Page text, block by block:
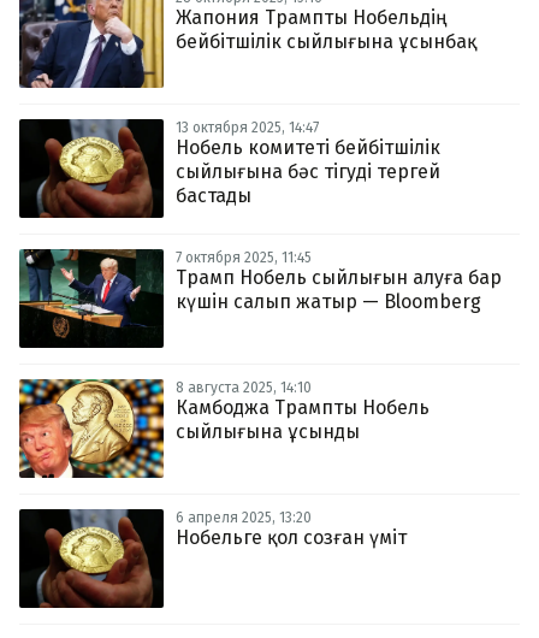
Жапония Трампты Нобельдің
бейбітшілік сыйлығына ұсынбақ
13 октября 2025, 14:47
Нобель комитеті бейбітшілік
сыйлығына бәс тігуді тергей
бастады
7 октября 2025, 11:45
Трамп Нобель сыйлығын алуға бар
күшін салып жатыр — Bloomberg
8 августа 2025, 14:10
Камбоджа Трампты Нобель
сыйлығына ұсынды
6 апреля 2025, 13:20
Нобельге қол созған үміт